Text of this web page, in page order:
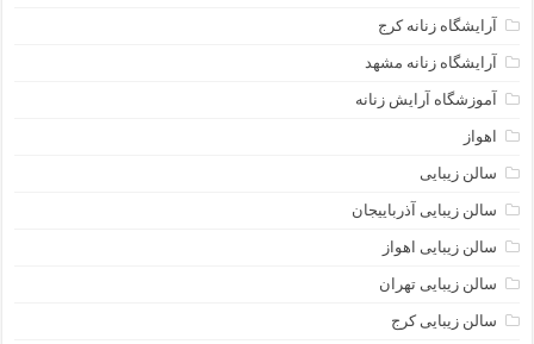
آرایشگاه زنانه کرج
آرایشگاه زنانه مشهد
آموزشگاه آرایش زنانه
اهواز
سالن زیبایی
سالن زیبایی آذرباییجان
سالن زیبایی اهواز
سالن زیبایی تهران
سالن زیبایی کرج